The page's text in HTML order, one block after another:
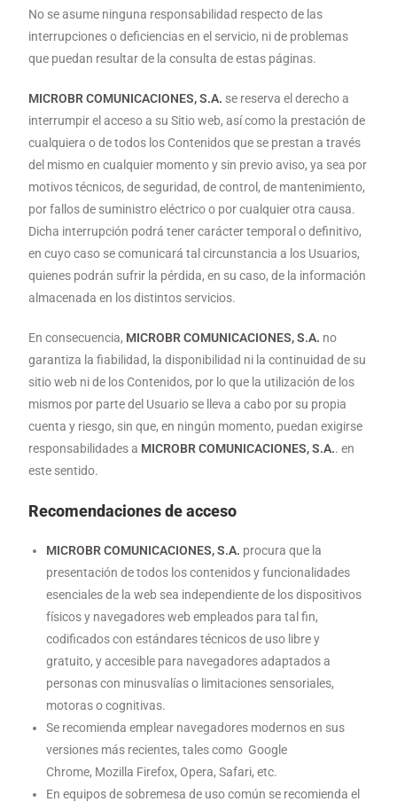
No se asume ninguna responsabilidad respecto de las
interrupciones o deficiencias en el servicio, ni de problemas
que puedan resultar de la consulta de estas páginas.
MICROBR COMUNICACIONES, S.A. se reserva el derecho a
interrumpir el acceso a su Sitio web, así como la prestación de
cualquiera o de todos los Contenidos que se prestan a través
del mismo en cualquier momento y sin previo aviso, ya sea por
motivos técnicos, de seguridad, de control, de mantenimiento,
por fallos de suministro eléctrico o por cualquier otra causa.
Dicha interrupción podrá tener carácter temporal o definitivo,
en cuyo caso se comunicará tal circunstancia a los Usuarios,
quienes podrán sufrir la pérdida, en su caso, de la información
almacenada en los distintos servicios.
En consecuencia, MICROBR COMUNICACIONES, S.A. no
garantiza la fiabilidad, la disponibilidad ni la continuidad de su
sitio web ni de los Contenidos, por lo que la utilización de los
mismos por parte del Usuario se lleva a cabo por su propia
cuenta y riesgo, sin que, en ningún momento, puedan exigirse
responsabilidades a MICROBR COMUNICACIONES, S.A.. en
este sentido.
Recomendaciones de acceso
MICROBR COMUNICACIONES, S.A. procura que la
presentación de todos los contenidos y funcionalidades
esenciales de la web sea independiente de los dispositivos
físicos y navegadores web empleados para tal fin,
codificados con estándares técnicos de uso libre y
gratuito, y accesible para navegadores adaptados a
personas con minusvalías o limitaciones sensoriales,
motoras o cognitivas.
Se recomienda emplear navegadores modernos en sus
versiones más recientes, tales como Google
Chrome, Mozilla Firefox, Opera, Safari, etc.
En equipos de sobremesa de uso común se recomienda el